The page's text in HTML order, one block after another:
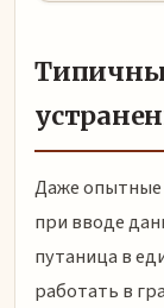
Даже опытные
при вводе
путаница в
работать в